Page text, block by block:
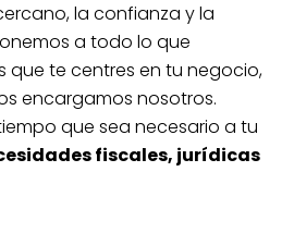
la confianza y la
a todo lo que
que te centres en tu negocio,
encargamos nosotros.
que sea necesario a tu
fiscales, jurídicas